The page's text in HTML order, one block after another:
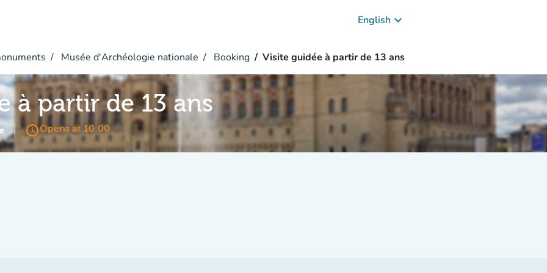
English keyboard_arrow_down
Musée d'Archéologie nationale Booking Visite guidée à partir de 13 ans
à partir de 13 ans
access_timeOpens at 10:00